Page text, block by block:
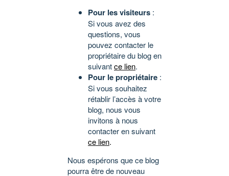
Pour les visiteurs :
Si vous avez des
questions, vous
pouvez contacter le
propriétaire du blog en
suivantce lien.
Pour le propriétaire :
Si vous souhaitez
rétablir l’accès à votre
blog, nous vous
invitons à nous
contacter en suivant
ce lien.
Nous espérons que ce blog
pourra être de nouveau